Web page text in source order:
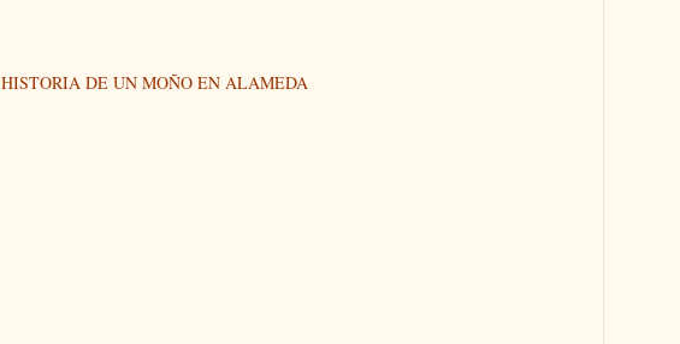
HISTORIA DE UN MOÑO EN ALAMEDA